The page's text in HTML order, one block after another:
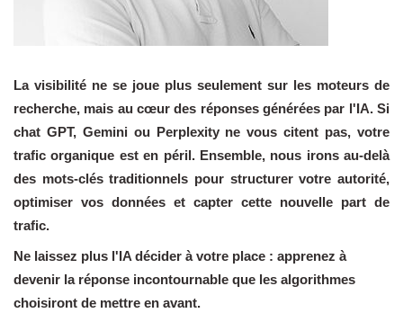
La visibilité ne se joue plus seulement sur les moteurs de
recherche, mais au cœur des réponses générées par l'IA. Si
chat GPT, Gemini ou Perplexity ne vous citent pas, votre
trafic organique est en péril. Ensemble, nous irons au-delà
des mots-clés traditionnels pour structurer votre autorité,
optimiser vos données et capter cette nouvelle part de
trafic.
Ne laissez plus l'IA décider à votre place : apprenez à
devenir la réponse incontournable que les algorithmes
choisiront de mettre en avant.